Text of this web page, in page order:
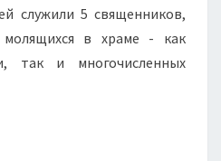
служили 5 священников,
в храме - как
так и многочисленных